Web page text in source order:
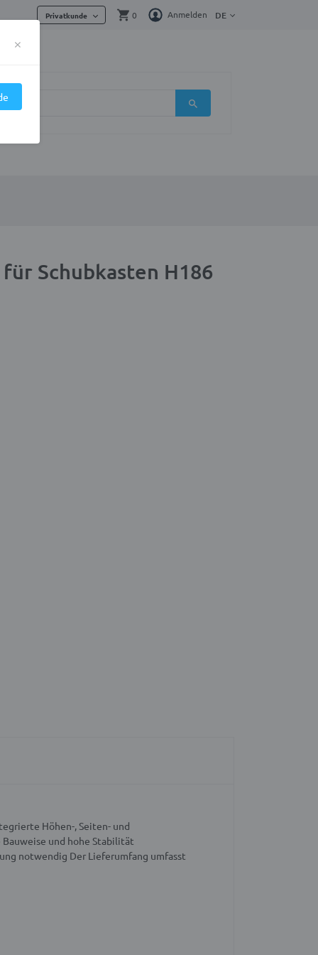
Privatkunde 0 Anmelden DE
Schubkasten H186
Höhen-, Seiten- und
Bauweise und hohe Stabilität
notwendig Der Lieferumfang umfasst
×